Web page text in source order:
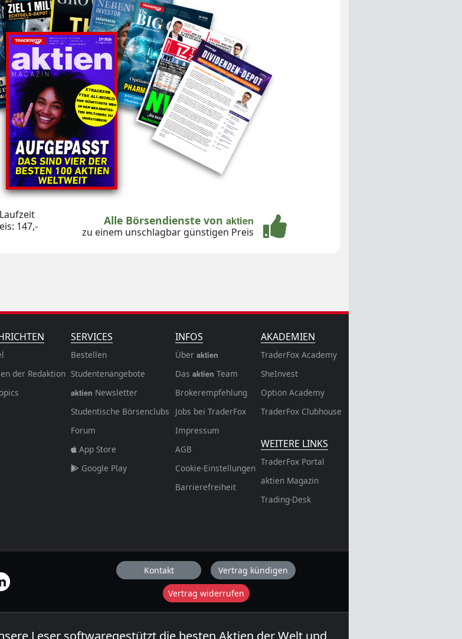
147,-
Alle Börsendienste von aktien
zu einem unschlagbar günstigen Preis
der Redaktion
SERVICES
Bestellen
Studentenangebote
aktien Newsletter
Studentische Börsenclubs
Forum
App Store
Google Play
INFOS
Über aktien
Das aktien Team
Brokerempfehlung
Jobs bei TraderFox
Impressum
AGB
Cookie-Einstellungen
Barrierefreiheit
AKADEMIEN
TraderFox Academy
SheInvest
Option Academy
TraderFox Clubhouse
WEITERE LINKS
TraderFox Portal
aktien Magazin
Trading-Desk
Kontakt Vertrag kündigen
Vertrag widerrufen